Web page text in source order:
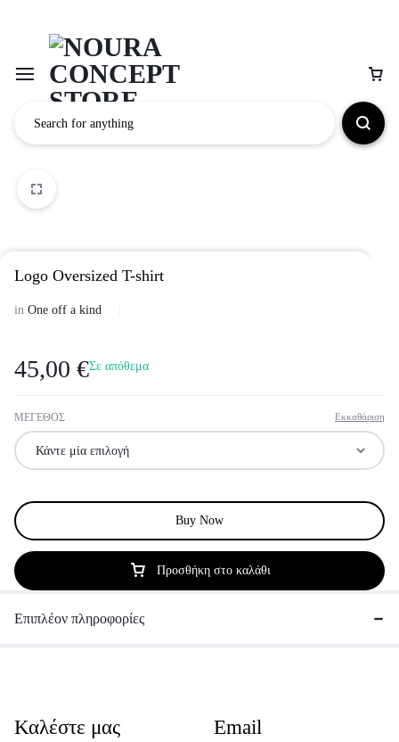
Logo Oversized T-shirt
in One off a kind
45,00 €Σε απόθεμα
ΜΕΓΕΘΟΣ Εκκαθάριση
Προσθήκη στο καλάθι
Buy Now
Επιπλέον πληροφορίες
Καλέστε μας Email